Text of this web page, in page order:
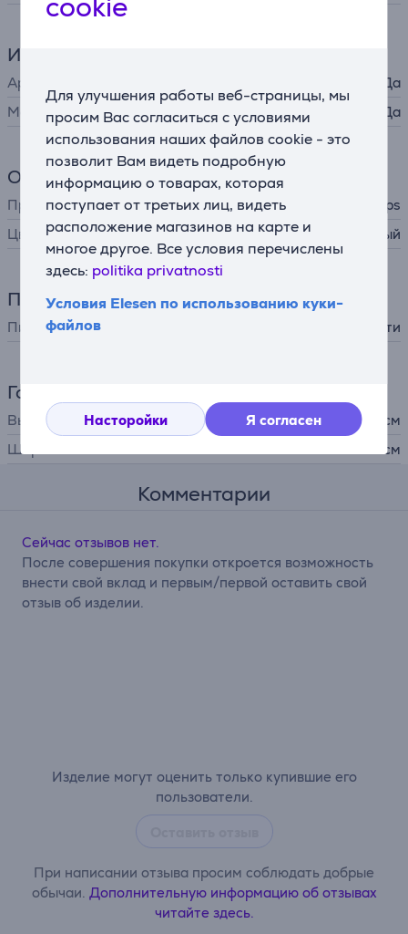
Для улучшения работы веб-страницы, мы
просим Вас согласиться с условиями
использования наших файлов cookie - это
позволит Вам видеть подробную
информацию о товарах, которая
поступает от третьих лиц, видеть
расположение магазинов на карте и
многое другое. Все условия перечислены
здесь: politika privatnosti
Условия Elesen по использованию куки-
файлов
Насторойки Я согласен
Интерфейсы
Apple HomeKit
Да
Matter
Да
Общий параметр
Производитель
Philips
Цвет
белый
Питание
Питание от сети
Габариты
Высота
12,2 см
Ширина
6 см
Комментарии
Изделие могут оценить только купившие его
пользователи.
При написании отзыва просим соблюдать добрые
обычаи. Дополнительную информацию об отзывах
читайте здесь.
Сейчас отзывов нет.
После совершения покупки откроется возможность
внести свой вклад и первым/первой оставить свой
отзыв об изделии.